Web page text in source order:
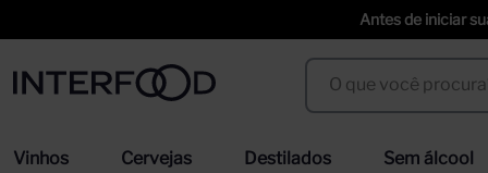
Antes de iniciar
O que você procura?
Vinhos Cervejas Destilados Sem álcool
Termos mais buscados